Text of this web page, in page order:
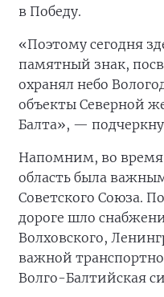
в Победу.
«Поэтому сегодня
памятный знак,
охранял небо
объекты Северной
Балта», —
Напомним, во время
область была
Советского Союза.
дороге шло
Волховского,
важной
Волго-Балтийская